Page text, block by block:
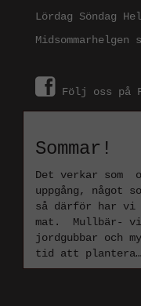
Lördag Söndag
Midsommarhelgen
Följ oss på
Sommar!
Det verkar som
uppgång, något
så därför har vi
mat. Mullbär-
jordgubbar och
tid att plantera…